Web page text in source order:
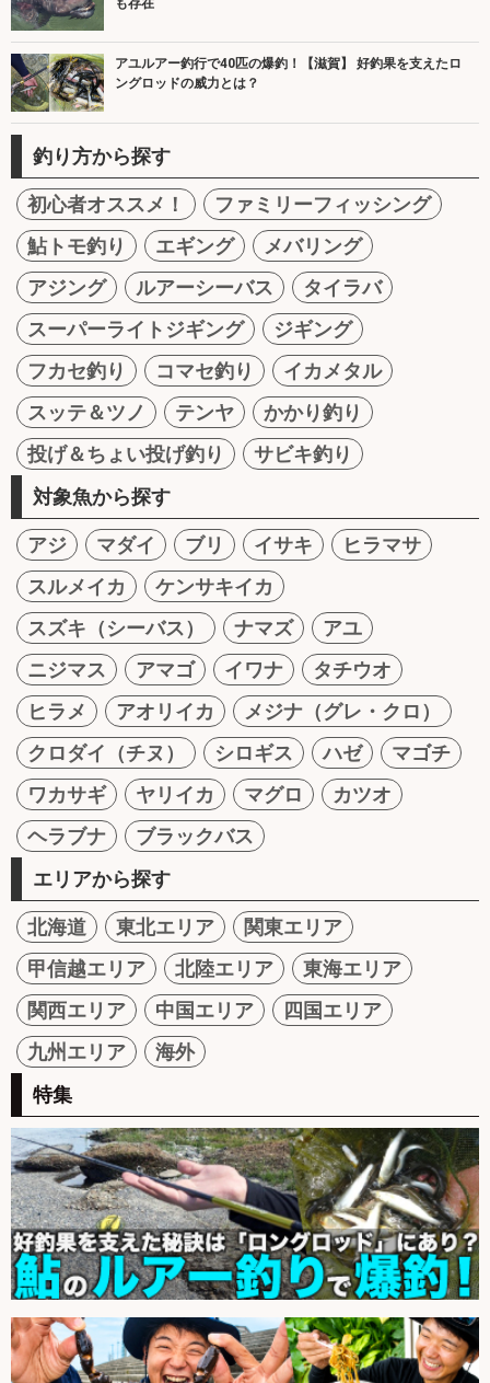
アユルアー釣行で40匹の爆釣！【滋賀】 好釣果を支えたロ
ングロッドの威力とは？
釣り方から探す
初心者オススメ！
ファミリーフィッシング
鮎トモ釣り
エギング
メバリング
アジング
ルアーシーバス
タイラバ
スーパーライトジギング
ジギング
フカセ釣り
コマセ釣り
イカメタル
スッテ＆ツノ
テンヤ
かかり釣り
投げ＆ちょい投げ釣り
サビキ釣り
対象魚から探す
アジ マダイ ブリ イサキ
ヒラマサ
スルメイカ
ケンサキイカ
スズキ（シーバス）
ナマズ
アユ
ニジマス
アマゴ イワナ
タチウオ
ヒラメ
アオリイカ
メジナ（グレ・クロ）
クロダイ（チヌ）
シロギス ハゼ
マゴチ
ワカサギ
ヤリイカ マグロ
カツオ
ヘラブナ
ブラックバス
エリアから探す
北海道 東北エリア
関東エリア
甲信越エリア
北陸エリア
東海エリア
関西エリア
中国エリア
四国エリア
九州エリア
海外
特集